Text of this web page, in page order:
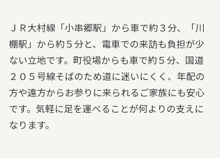
ＪＲ大村線「小串郷駅」から車で約３分、「川
棚駅」から約５分と、電車での来訪も負担が少
ない立地です。町役場からも車で約５分、国道
２０５号線そばのため道に迷いにくく、年配の
方や遠方からお参りに来られるご家族にも安心
です。気軽に足を運べることが何よりの支えに
なります。